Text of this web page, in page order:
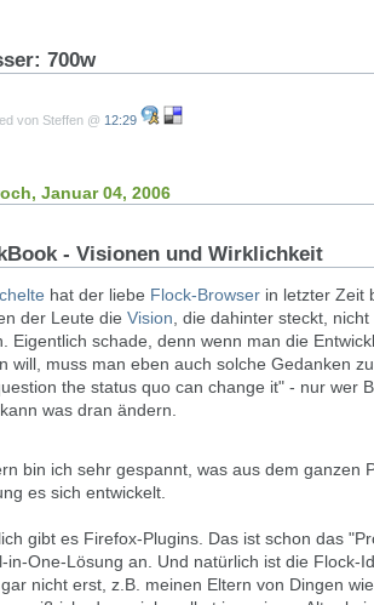
700w
von Steffen @ 12:29
Januar 04, 2006
- Visionen und Wirklichkeit
hat der liebe Flock-Browser in letzter Zeit
der Leute die Vision , die dahinter steckt,
Eigentlich schade, denn wenn man die
will, muss man eben auch solche Gedanken
the status quo can change it" - nur wer
was dran ändern.
bin ich sehr gespannt, was aus dem ganzen
es sich entwickelt.
gibt es Firefox-Plugins. Das ist schon das
in-One-Lösung an. Und natürlich ist die Flock-
nicht erst, z.B. meinen Eltern von Dingen